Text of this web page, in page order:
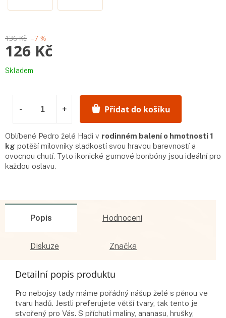
136 Kč –7 %
126 Kč
Měrná
Skladem
Přidat do košíku
Oblíbené Pedro želé Hadi v rodinném balení o hmotnosti 1
kg potěší milovníky sladkostí svou hravou barevností a
ovocnou chutí. Tyto ikonické gumové bonbóny jsou ideální pro
každou oslavu.
Popis Hodnocení
Diskuze Značka
Detailní popis produktu
Pro nebojsy tady máme pořádný nášup želé s pěnou ve
tvaru hadů. Jestli preferujete větší tvary, tak tento je
stvořený pro Vás. S příchutí maliny, ananasu, hrušky,